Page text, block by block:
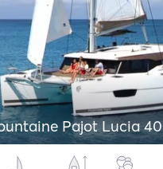
Pajot Lucia 40